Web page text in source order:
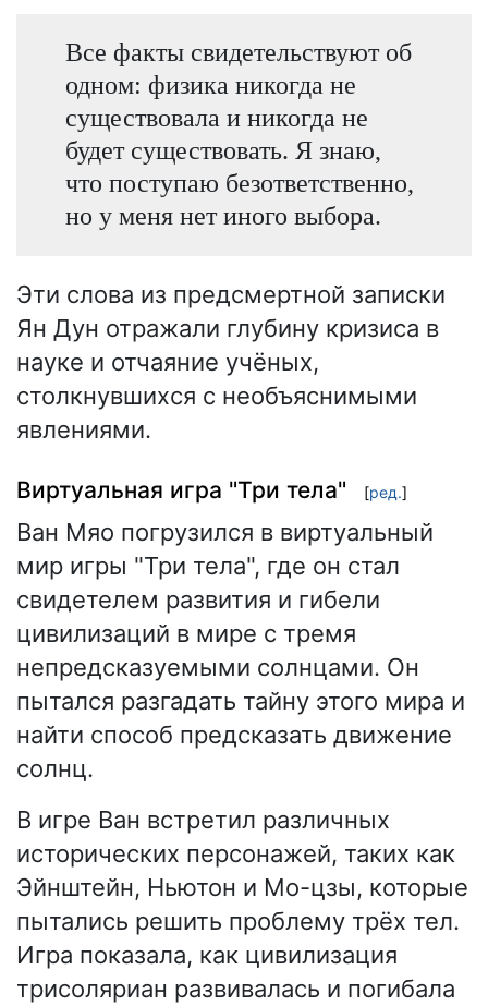
Все факты свидетельствуют об
одном: физика никогда не
существовала и никогда не
будет существовать. Я знаю,
что поступаю безответственно,
но у меня нет иного выбора.
Эти слова из предсмертной записки
Ян Дун отражали глубину кризиса в
науке и отчаяние учёных,
столкнувшихся с необъяснимыми
явлениями.
Виртуальная игра "Три тела" [ред.]
Ван Мяо погрузился в виртуальный
мир игры "Три тела", где он стал
свидетелем развития и гибели
цивилизаций в мире с тремя
непредсказуемыми солнцами. Он
пытался разгадать тайну этого мира и
найти способ предсказать движение
солнц.
В игре Ван встретил различных
исторических персонажей, таких как
Эйнштейн, Ньютон и Мо-цзы, которые
пытались решить проблему трёх тел.
Игра показала, как цивилизация
трисоляриан развивалась и погибала